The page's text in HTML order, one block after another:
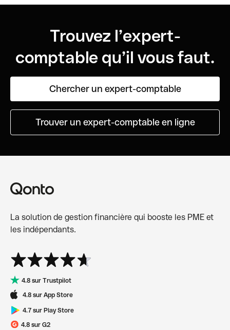
Trouvez l’expert-
comptable qu’il vous faut.
Chercher un expert-comptable
Trouver un expert-comptable en ligne
La solution de gestion financière qui booste les PME et
les indépendants.
4.8 sur Trustpilot
4.8 sur App Store
4.7 sur Play Store
4.8 sur G2